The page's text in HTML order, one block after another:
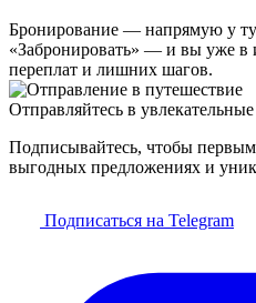
Бронирование — напрямую у
«Забронировать» — и вы уже в
переплат и лишних шагов.
Отправляйтесь в
Подписывайтесь, чтобы
выгодных предложениях и
Подписаться на Telegram